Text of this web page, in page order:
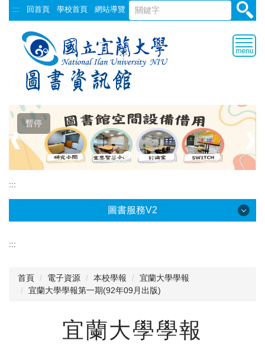
跳
到
::: 回首頁 學校首頁 網站導覽
暫停
❰
:::
圖書服務V2
閱讀與推廣
:::
首頁 電子資源 本校學報
宜蘭大學學報
宜蘭大學學報第一期(92年09月出版)
宜蘭大學學報